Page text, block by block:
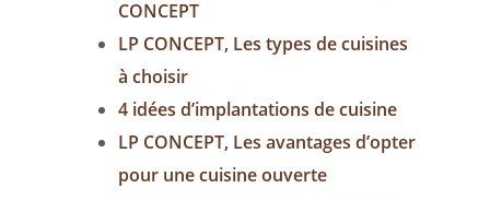
CONCEPT
LP CONCEPT, Les types de cuisines
à choisir
4 idées d’implantations de cuisine
LP CONCEPT, Les avantages d’opter
pour une cuisine ouverte